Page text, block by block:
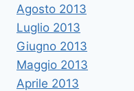
Agosto 2013
Luglio 2013
Giugno 2013
Maggio 2013
Aprile 2013